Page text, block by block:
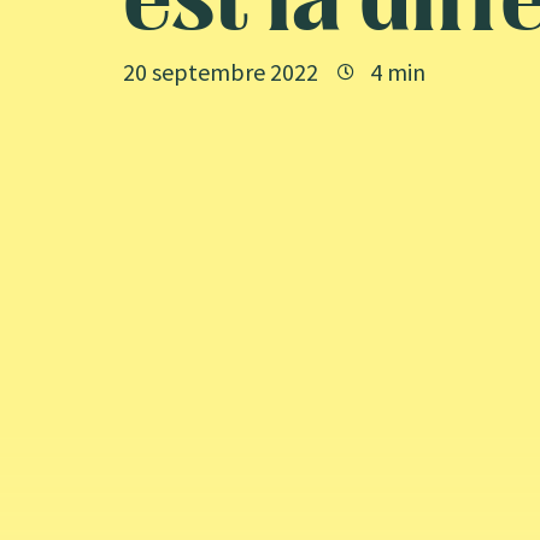
20 septembre 2022